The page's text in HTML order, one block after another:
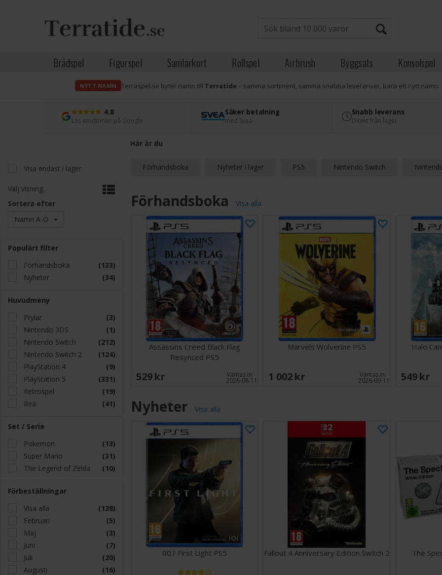
Brädspel Figurspel Samlarkort Rollspel Airbrush Byggsats Konsolspel
NYTT NAMN Terraspel.se byter namn till Terratide– samma sortiment, samma snabba leveranser, bara ett nytt namn.
4.8
Läs omdömen på Google
Säker betalning
med Svea
Snabb leverans
Direkt från lager
Här är du
Visa endast i lager
Välj visning:
Sortera efter
Namn A-Ö
Populärt filter
Förhandsboka
(133)
Nyheter
(34)
Huvudmeny
Prylar
(3)
Nintendo 3DS
(1)
Nintendo Switch
(212)
Nintendo Switch 2
(124)
PlayStation 4
(9)
PlayStation 5
(331)
Retrospel
(19)
Rea
(41)
Set / Serie
Pokemon
(13)
Super Mario
(31)
The Legend of Zelda
(10)
Förbeställningar
Visa alla
(128)
Februari
(5)
Maj
(3)
Juni
(7)
Juli
(20)
Augusti
(16)
Förhandsboka Nyheter i lager PS5 Nintendo Switch
Förhandsboka Visa alla
Assassins Creed Black Flag
Resynced PS5
529 SEK Väntas in:
2026-08-11
Marvels Wolverine PS5
1 002 SEK Väntas in:
2026-09-11
Halo
549 SEK
Nyheter Visa alla
007 First Light PS5 Fallout 4 Anniversary Edition Switch 2 The